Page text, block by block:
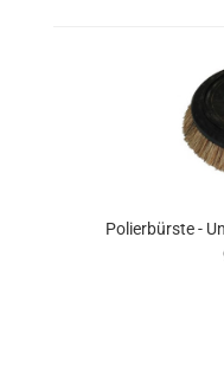
Polierbürste -